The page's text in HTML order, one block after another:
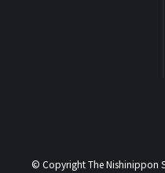
© Copyright The Nishinippon